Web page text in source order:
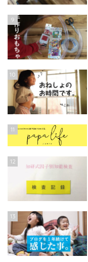
9
10
11
12
13